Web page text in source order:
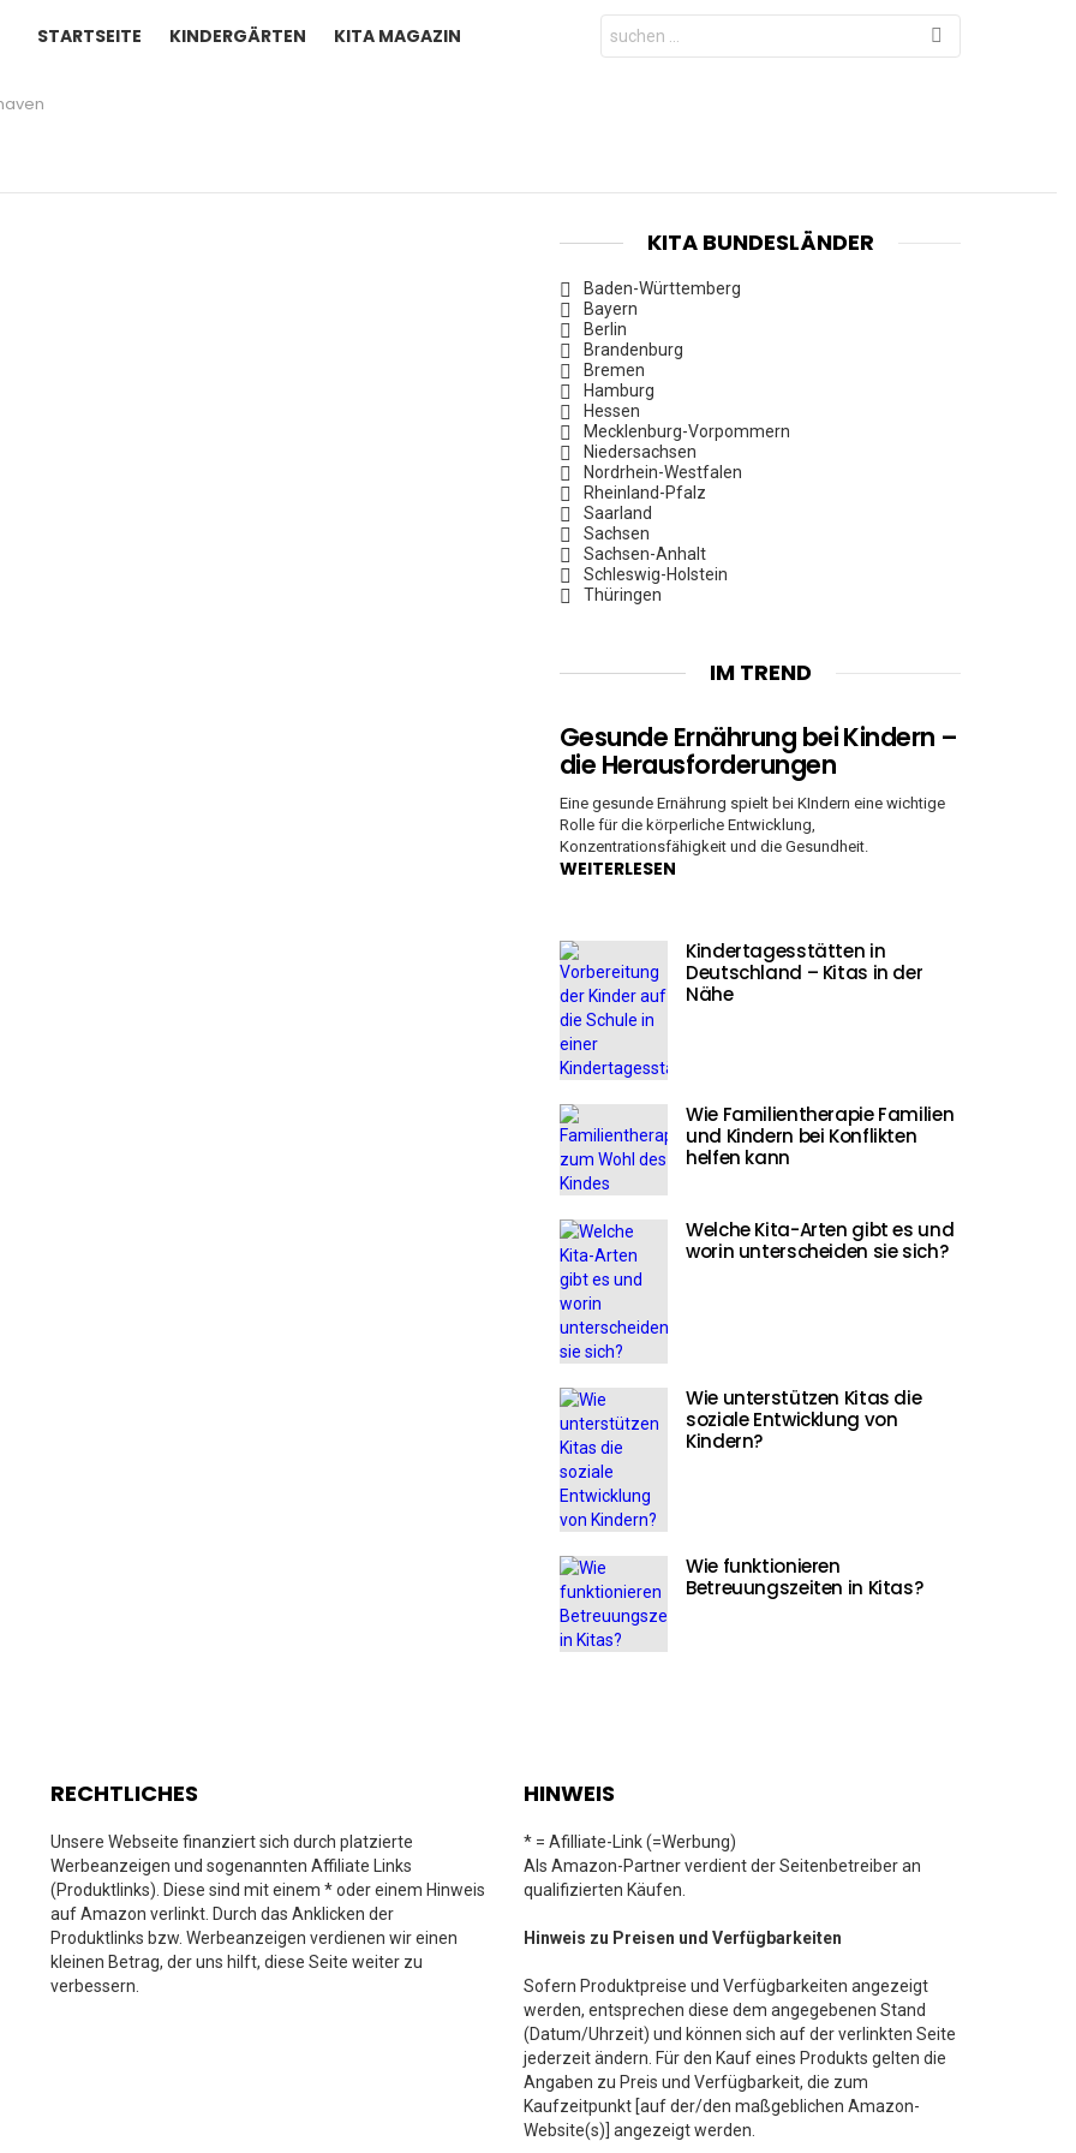
STARTSEITE KINDERGÄRTEN KITA MAGAZIN
Search
for:
KITA BUNDESLÄNDER
Baden-Württemberg
Bayern
Berlin
Brandenburg
Bremen
Hamburg
Hessen
Mecklenburg-Vorpommern
Niedersachsen
Nordrhein-Westfalen
Rheinland-Pfalz
Saarland
Sachsen
Sachsen-Anhalt
Schleswig-Holstein
Thüringen
IM TREND
Gesunde Ernährung bei Kindern –
die Herausforderungen
Eine gesunde Ernährung spielt bei KIndern eine wichtige
Rolle für die körperliche Entwicklung,
Konzentrationsfähigkeit und die Gesundheit.
WEITERLESEN
Kindertagesstätten in
Deutschland – Kitas in der
Nähe
Wie Familientherapie Familien
und Kindern bei Konflikten
helfen kann
Welche Kita-Arten gibt es und
worin unterscheiden sie sich?
Wie unterstützen Kitas die
soziale Entwicklung von
Kindern?
Wie funktionieren
Betreuungszeiten in Kitas?
RECHTLICHES
Unsere Webseite finanziert sich durch platzierte
Werbeanzeigen und sogenannten Affiliate Links
(Produktlinks). Diese sind mit einem * oder einem Hinweis
auf Amazon verlinkt. Durch das Anklicken der
Produktlinks bzw. Werbeanzeigen verdienen wir einen
kleinen Betrag, der uns hilft, diese Seite weiter zu
verbessern.
HINWEIS
* = Afilliate-Link (=Werbung)
Als Amazon-Partner verdient der Seitenbetreiber an
qualifizierten Käufen.
Hinweis zu Preisen und Verfügbarkeiten
Sofern Produktpreise und Verfügbarkeiten angezeigt
werden, entsprechen diese dem angegebenen Stand
(Datum/Uhrzeit) und können sich auf der verlinkten Seite
jederzeit ändern. Für den Kauf eines Produkts gelten die
Angaben zu Preis und Verfügbarkeit, die zum
Kaufzeitpunkt [auf der/den maßgeblichen Amazon-
Website(s)] angezeigt werden.